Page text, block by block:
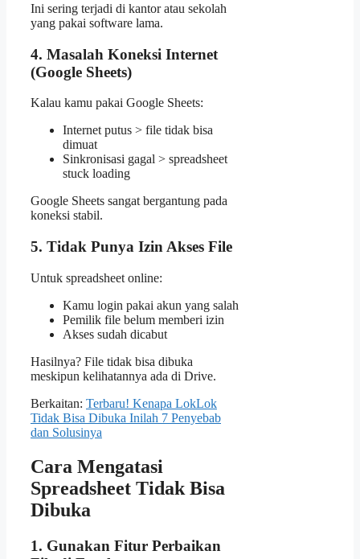
Ini sering terjadi di kantor atau sekolah
yang pakai software lama.
4. Masalah Koneksi Internet
(Google Sheets)
Kalau kamu pakai Google Sheets:
Internet putus > file tidak bisa
dimuat
Sinkronisasi gagal > spreadsheet
stuck loading
Google Sheets sangat bergantung pada
koneksi stabil.
5. Tidak Punya Izin Akses File
Untuk spreadsheet online:
Kamu login pakai akun yang salah
Pemilik file belum memberi izin
Akses sudah dicabut
Hasilnya? File tidak bisa dibuka
meskipun kelihatannya ada di Drive.
Berkaitan: Terbaru! Kenapa LokLok
Tidak Bisa Dibuka Inilah 7 Penyebab
dan Solusinya
Cara Mengatasi
Spreadsheet Tidak Bisa
Dibuka
1. Gunakan Fitur Perbaikan